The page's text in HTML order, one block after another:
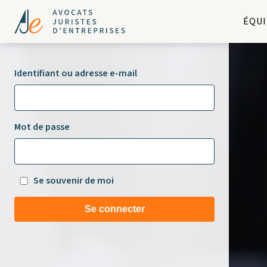
Identifiant ou adresse e-mail
Mot de passe
Se souvenir de moi